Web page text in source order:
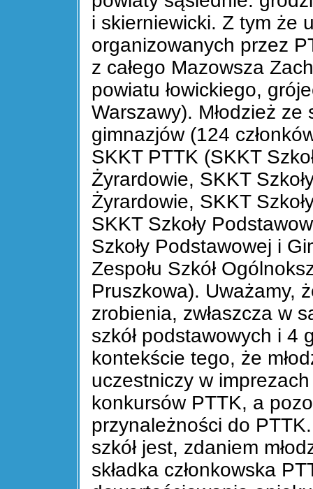
i skierniewicki. Z tym że
organizowanych przez
z całego Mazowsza
powiatu łowickiego,
Warszawy). Młodzież ze
gimnazjów (124
SKKT PTTK (SKKT
Żyrardowie, SKKT
Żyrardowie, SKKT
SKKT Szkoły
Szkoły Podstawowej i
Zespołu Szkół
Pruszkowa). Uważamy,
zrobienia, zwłaszcza w
szkół podstawowych i 4
kontekście tego, że
uczestniczy w
konkursów PTTK, a
przynależności do
szkół jest, zdaniem
składka członkowska